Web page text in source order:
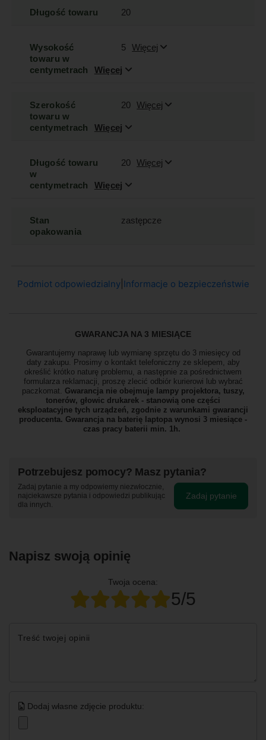
Długość towaru 20
Wysokość
towaru w
centymetrach
Więcej
5 Więcej
Szerokość
towaru w
centymetrach
Więcej
20 Więcej
Długość towaru
w
centymetrach
Więcej
20 Więcej
Stan
opakowania
zastępcze
Podmiot odpowiedzialny| Informacje o bezpieczeństwie
GWARANCJA NA 3 MIESIĄCE
Gwarantujemy naprawę lub wymianę sprzętu do 3 miesięcy od
daty zakupu. Prosimy o kontakt telefoniczny ze sklepem, aby
określić krótko naturę problemu, a następnie za pośrednictwem
formularza reklamacji, proszę zlecić odbiór kurierowi lub wybrać
paczkomat. Gwarancja nie obejmuje lampy projektora, tuszy,
tonerów, głowic drukarek - stanowią one części
eksploatacyjne tych urządzeń, zgodnie z warunkami gwarancji
producenta. Gwarancja na baterię laptopa wynosi 3 miesiące -
czas pracy baterii min. 1h.
Potrzebujesz pomocy? Masz pytania?
Zadaj pytanie a my odpowiemy niezwłocznie,
najciekawsze pytania i odpowiedzi publikując
dla innych.
Zadaj pytanie
Napisz swoją opinię
Twoja ocena:
5/5
Treść twojej opinii
Dodaj własne zdjęcie produktu: